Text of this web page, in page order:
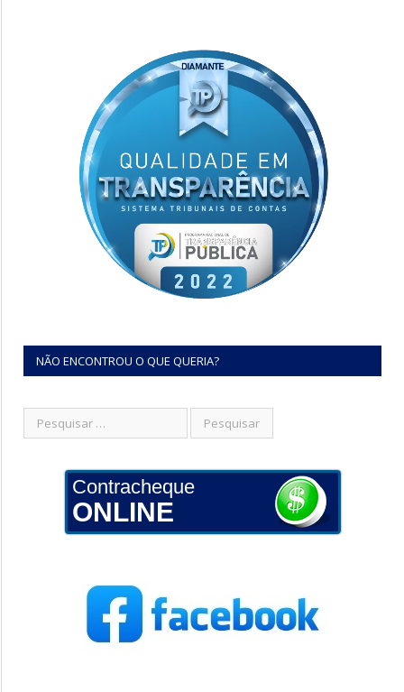
NÃO ENCONTROU O QUE QUERIA?
Contracheque
ONLINE